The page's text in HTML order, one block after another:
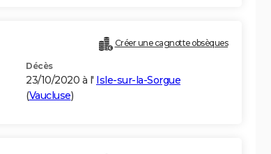
Créer une cagnotte obsèques
Décès
23/10/2020 à l' Isle-sur-la-Sorgue
(Vaucluse)